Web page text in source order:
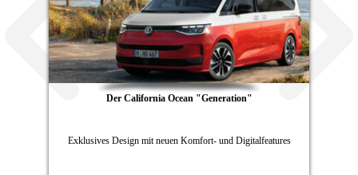
Der California Ocean "Generation"
Exklusives Design mit neuen Komfort- und Digitalfeatures